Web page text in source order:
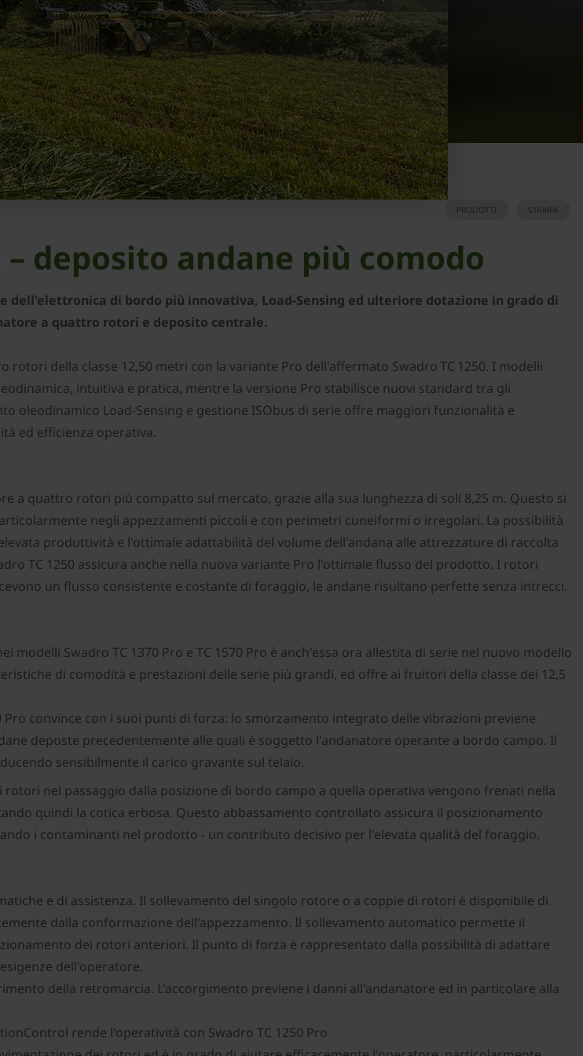
STAMPA
PRODOTTI
– deposito andane più comodo
dell'elettronica di bordo più innovativa, Load-Sensing ed ulteriore dotazione in grado di
a quattro rotori e deposito centrale.
rotori della classe 12,50 metri con la variante Pro dell'affermato Swadro TC 1250. I modelli
intuitiva e pratica, mentre la versione Pro stabilisce nuovi standard tra gli
oleodinamico Load-Sensing e gestione ISObus di serie offre maggiori funzionalità e
ed efficienza operativa.
a quattro rotori più compatto sul mercato, grazie alla sua lunghezza di soli 8,25 m. Questo si
negli appezzamenti piccoli e con perimetri cuneiformi o irregolari. La possibilità
produttività e l'ottimale adattabilità del volume dell'andana alle attrezzature di raccolta
TC 1250 assicura anche nella nuova variante Pro l'ottimale flusso del prodotto. I rotori
un flusso consistente e costante di foraggio, le andane risultano perfette senza intrecci.
Swadro TC 1370 Pro e TC 1570 Pro è anch'essa ora allestita di serie nel nuovo modello
di comodità e prestazioni delle serie più grandi, ed offre ai fruitori della classe dei 12,5
convince con i suoi punti di forza: lo smorzamento integrato delle vibrazioni previene
deposte precedentemente alle quali è soggetto l'andanatore operante a bordo campo. Il
sensibilmente il carico gravante sul telaio.
nel passaggio dalla posizione di bordo campo a quella operativa vengono frenati nella
quindi la cotica erbosa. Questo abbassamento controllato assicura il posizionamento
i contaminanti nel prodotto - un contributo decisivo per l'elevata qualità del foraggio.
e di assistenza. Il sollevamento del singolo rotore o a coppie di rotori è disponibile di
dalla conformazione dell'appezzamento. Il sollevamento automatico permette il
dei rotori anteriori. Il punto di forza è rappresentato dalla possibilità di adattare
dell'operatore.
della retromarcia. L'accorgimento previene i danni all'andanatore ed in particolare alla
rende l'operatività con Swadro TC 1250 Pro